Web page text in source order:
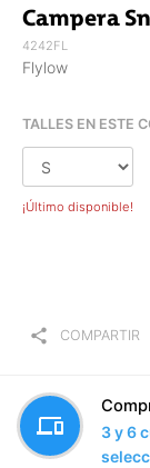
Campera
4242FL
Flylow
TALLES EN ESTE
¡Último disponible!
share COMPARTIR
devices
3 y 6